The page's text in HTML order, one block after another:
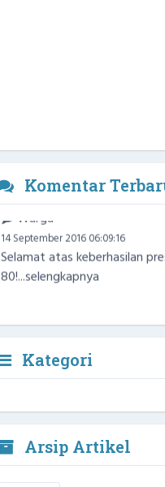
Komentar
Warga
14 September 2016 06:09:16
Selamat atas keberhasilan
Kategori
Arsip Artikel